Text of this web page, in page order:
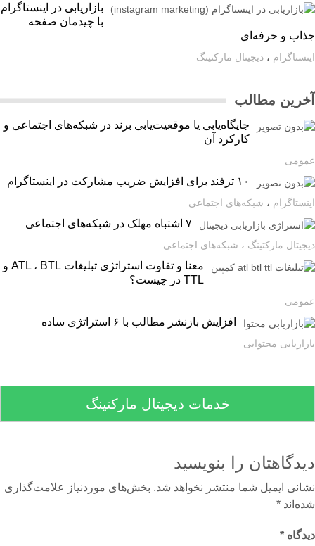
بازاریابی در اینستاگرام
با چیدمان صفحه
و حرفه‌ای
،دیجیتال مارکتینگ
مطالب
جایگاه‌یابی یا موقعیت‌یابی برند در شبکه‌های اجتماعی و
کارکرد آن
۱۰ ترفند برای افزایش ضریب مشارکت در اینستاگرام
،شبکه‌های اجتماعی
مارکتینگ،شبکه‌های اجتماعی
معنا و تفاوت استراتژی تبلیغات ATL ، BTL و
TTL در چیست؟
افزایش بازنشر مطالب با ۶ استراتژی ساده
محتوایی
خدمات دیجیتال مارکتینگ
را بنویسید
ایمیل شما منتشر نخواهد شد. بخش‌های موردنیاز علامت‌گذاری
*
*